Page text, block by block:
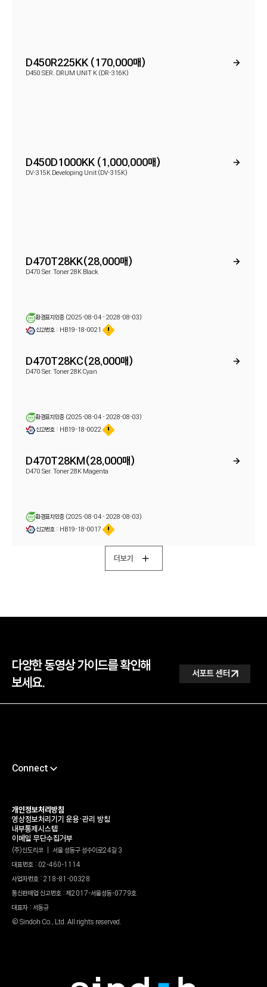
D450R225KK (170,000매)
D450 SER. DRUM UNIT K (DR-316K)
D450D1000KK (1,000,000매)
DV-315K Developing Unit (DV-315K)
D470T28KK(28,000매)
D470 Ser. Toner 28K Black
환경표지인증 (2025-08-04 - 2028-08-03)
신고번호 : HB19-18-0021
D470T28KC(28,000매)
D470 Ser. Toner 28K Cyan
환경표지인증 (2025-08-04 - 2028-08-03)
신고번호 : HB19-18-0022
D470T28KM(28,000매)
D470 Ser. Toner 28K Magenta
환경표지인증 (2025-08-04 - 2028-08-03)
신고번호 : HB19-18-0017
더보기
다양한 동영상 가이드를 확인해
보세요.
서포트 센터
서포트 센터
Connect
서포트센터
타륜
가헌신도재단
신도리코 유튜브
파트너정보센터
개인정보처리방침
영상정보처리기기 운용•관리 방침
내부통제시스템
이메일 무단수집거부
(주)신도리코 | 서울 성동구 성수이로24길 3
대표번호 : 02-460-1114
사업자번호 : 218-81-00328
통신판매업 신고번호 : 제2017-서울성동-0779호
대표자 : 서동규
© Sindoh Co., Ltd. All rights reserved.